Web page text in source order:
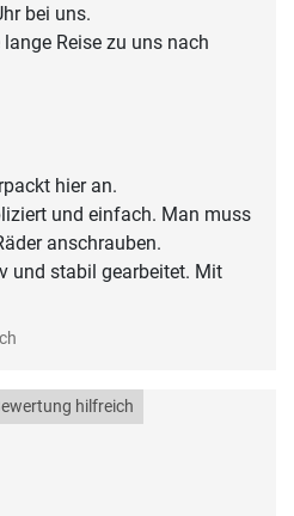
bei uns.
Reise zu uns nach
hier an.
und einfach. Man muss
anschrauben.
und stabil gearbeitet. Mit
hilfreich